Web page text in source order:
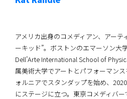
アメリカ出身のコメディアン、アーテ
ーキッド”。ボストンのエマーソン大
Dell’Arte International School of
属美術大学でアートとパフォーマン
ォルニアでスタンダップを始め、
にステージに立つ。東京コメディバ